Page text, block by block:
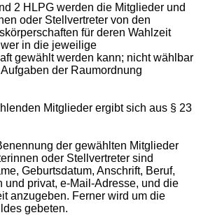
2 HLPG werden die Mitglieder und
oder Stellvertreter von den
für deren Wahlzeit
in die jeweilige
gewählt werden kann; nicht wählbar
der Raumordnung
Mitglieder ergibt sich aus § 23
der gewählten Mitglieder
oder Stellvertreter sind
Geburtsdatum, Anschrift, Beruf,
und privat, e-Mail-Adresse, und die
anzugeben. Ferner wird um die
gebeten.